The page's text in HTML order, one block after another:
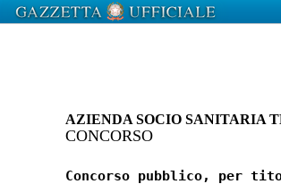
AZIENDA SOCIO SANITARIA
CONCORSO
Concorso pubblico, per